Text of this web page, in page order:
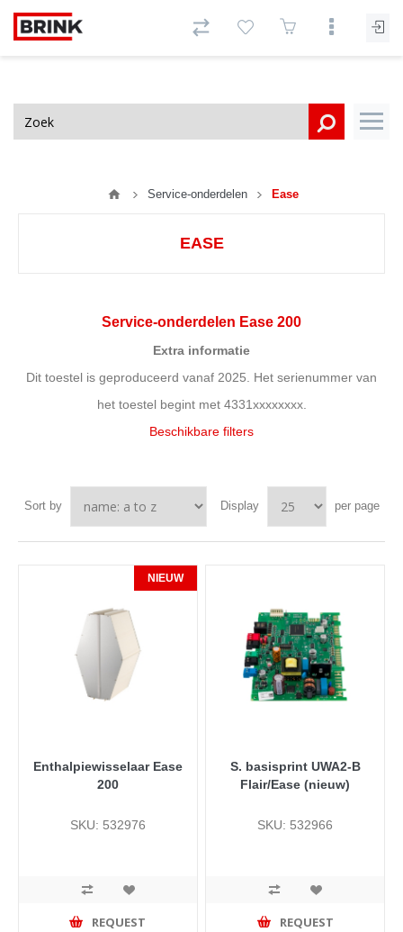
Service-onderdelen Ease
EASE
Service-onderdelen Ease 200
Extra informatie
Dit toestel is geproduceerd vanaf 2025. Het serienummer van
het toestel begint met 4331xxxxxxxx.
Beschikbare filters
Sort by Display per page
NIEUW
Enthalpiewisselaar Ease
200
SKU: 532976
REQUEST
S. basisprint UWA2-B
Flair/Ease (nieuw)
SKU: 532966
REQUEST